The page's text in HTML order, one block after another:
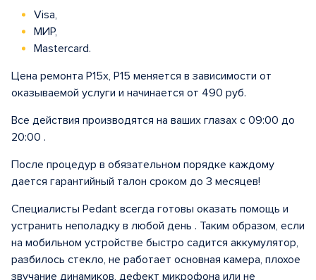
Visa,
МИР,
Mastercard.
Цена ремонта Р15x, Р15 меняется в зависимости от
оказываемой услуги и начинается от 490 руб.
Все действия производятся на ваших глазах с 09:00 до
20:00 .
После процедур в обязательном порядке каждому
дается гарантийный талон сроком до 3 месяцев!
Специалисты Pedant всегда готовы оказать помощь и
устранить неполадку в любой день . Таким образом, если
на мобильном устройстве быстро садится аккумулятор,
разбилось стекло, не работает основная камера, плохое
звучание динамиков, дефект микрофона или не